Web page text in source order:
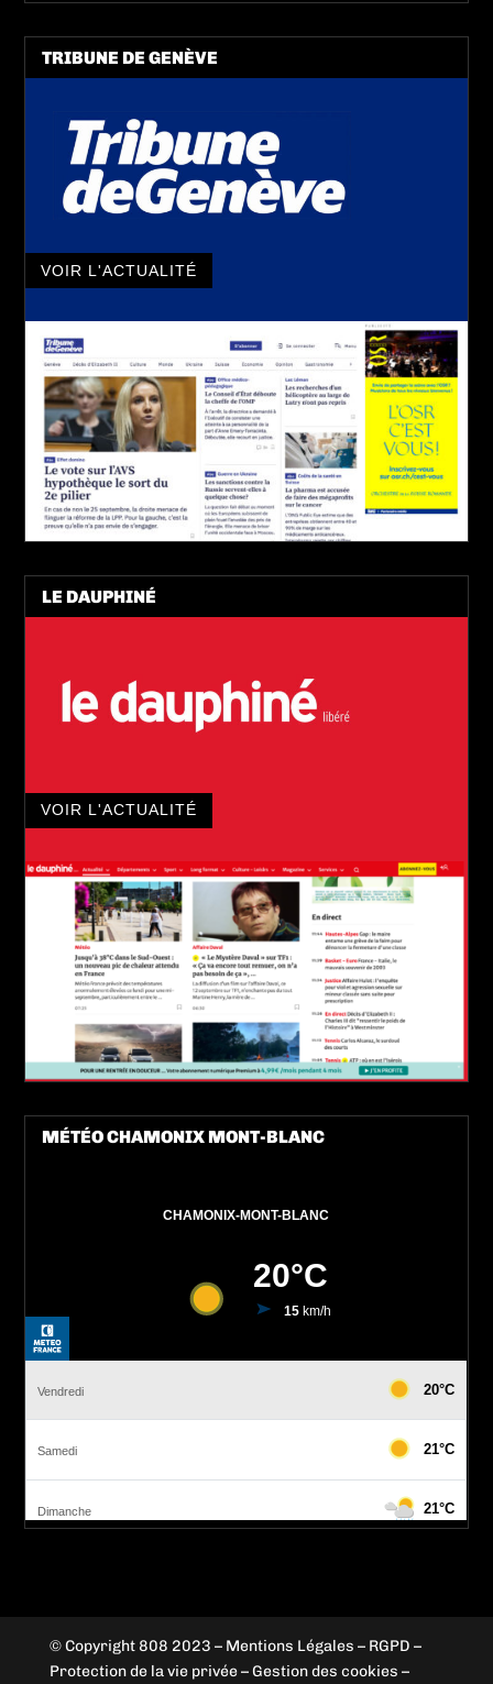
TRIBUNE DE GENÈVE
VOIR L'ACTUALITÉ
LE DAUPHINÉ
VOIR L'ACTUALITÉ
MÉTÉO CHAMONIX MONT-BLANC
© Copyright 808 2023 – Mentions Légales – RGPD –
Protection de la vie privée – Gestion des cookies –